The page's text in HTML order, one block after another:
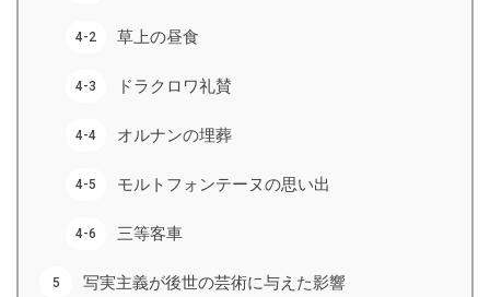
草上の昼食
ドラクロワ礼賛
オルナンの埋葬
モルトフォンテーヌの思い出
三等客車
写実主義が後世の芸術に与えた影響